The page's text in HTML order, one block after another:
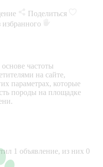
Поделиться
избранного
частоты
на сайте,
параметрах, которые
породы на площадке
1 объявление, из них 0